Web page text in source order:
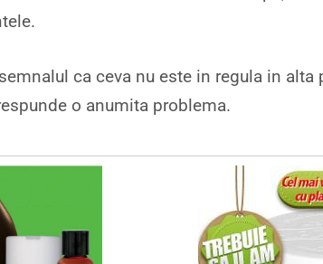
ca ceva nu este in regula in
o anumita problema.